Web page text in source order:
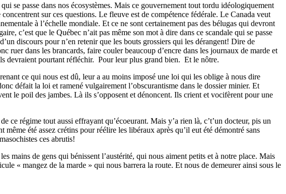
se passe dans nos écosystèmes. Mais ce gouvernement tout tordu idéologiquement
sur ces questions. Le fleuve est de compétence fédérale. Le Canada veut
à l’échelle mondiale. Et ce ne sont certainement pas des bélugas qui devront
c’est que le Québec n’ait pas même son mot à dire dans ce scandale qui se passe
discours pour n’en retenir que les bouts grossiers qui les dérangent! Dire de
dans les brancards, faire couler beaucoup d’encre dans les journaux de marde et
devraient pourtant réfléchir. Pour leur plus grand bien. Et le nôtre.
ce qui nous est dû, leur a au moins imposé une loi qui les oblige à nous dire
défait la loi et ramené vulgairement l’obscurantisme dans le dossier minier. Et
le poil des jambes. Là ils s’opposent et dénoncent. Ils crient et vocifèrent pour une
ce régime tout aussi effrayant qu’écoeurant. Mais y’a rien là, c’t’un docteur, pis un
été assez crétins pour réélire les libéraux après qu’il eut été démontré sans
ces abrutis!
mains de gens qui bénissent l’austérité, qui nous aiment petits et à notre place. Mais
« mangez de la marde » qui nous barrera la route. Et nous de demeurer ainsi sous le